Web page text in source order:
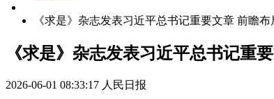
《求是》杂志发表习近平总书记重要文章 前瞻
《求是》杂志发表习近平总书记重
2026-06-01 08:33:17 人民日报